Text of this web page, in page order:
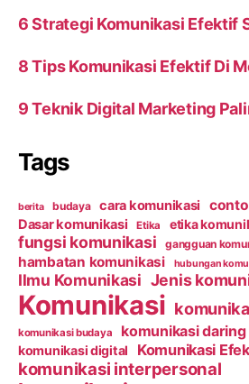
6 Strategi Komunikasi Efektif
8 Tips Komunikasi Efektif Di
9 Teknik Digital Marketing
Tags
berita budaya cara komunikasi
Dasar komunikasi Etika etika
fungsi komunikasi gangguan
hambatan komunikasi hubungan
Ilmu Komunikasi Jenis
Komunikasi
komunikasi budaya komunikasi daring
komunikasi digital Komunikasi
komunikasi interpersonal